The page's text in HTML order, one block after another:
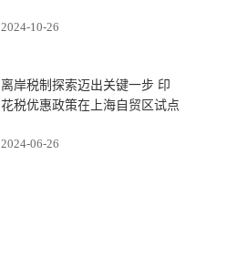
2024-10-26
离岸税制探索迈出关键一步 印
花税优惠政策在上海自贸区试点
2024-06-26